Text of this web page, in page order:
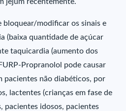
bloquear/modificar os sinais e
(baixa quantidade de açúcar
taquicardia (aumento dos
Propranolol pode causar
pacientes não diabéticos, por
lactentes (crianças em fase de
pacientes idosos, pacientes